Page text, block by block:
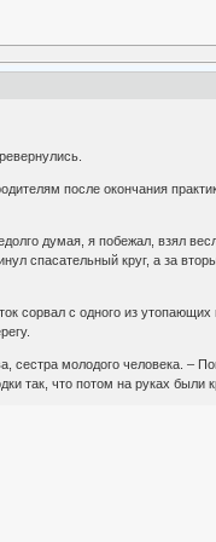
после окончания
думая, я побежал, взял
спасательный круг, а за
сорвал с одного из
молодого человека. –
так, что потом на руках были